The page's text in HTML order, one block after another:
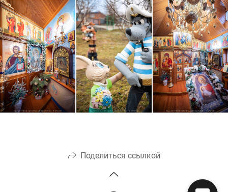
Поделиться ссылкой